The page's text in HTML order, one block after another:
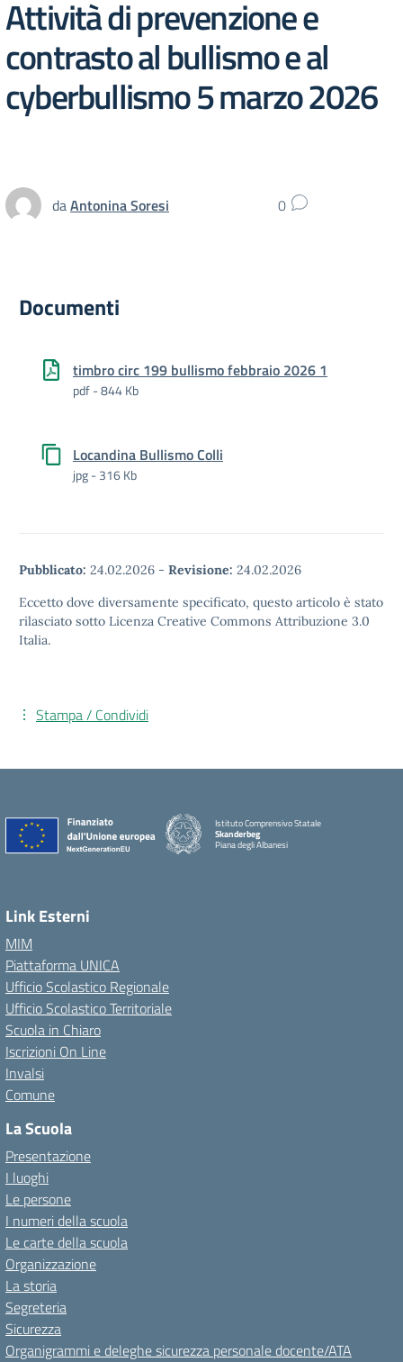
Attività di prevenzione e
contrasto al bullismo e al
cyberbullismo 5 marzo 2026
daAntonina Soresi 0
Documenti
timbro circ 199 bullismo febbraio 2026 1
pdf - 844 Kb
Locandina Bullismo Colli
jpg - 316 Kb
Pubblicato: 24.02.2026 - Revisione: 24.02.2026
Eccetto dove diversamente specificato, questo articolo è stato
rilasciato sotto Licenza Creative Commons Attribuzione 3.0
Italia.
Stampa / Condividi
Istituto Comprensivo Statale
Skanderbeg
Piana degli Albanesi
Link Esterni
MIM
Piattaforma UNICA
Ufficio Scolastico Regionale
Ufficio Scolastico Territoriale
Scuola in Chiaro
Iscrizioni On Line
Invalsi
Comune
La Scuola
Presentazione
I luoghi
Le persone
I numeri della scuola
Le carte della scuola
Organizzazione
La storia
Segreteria
Sicurezza
Organigrammi e deleghe sicurezza personale docente/ATA